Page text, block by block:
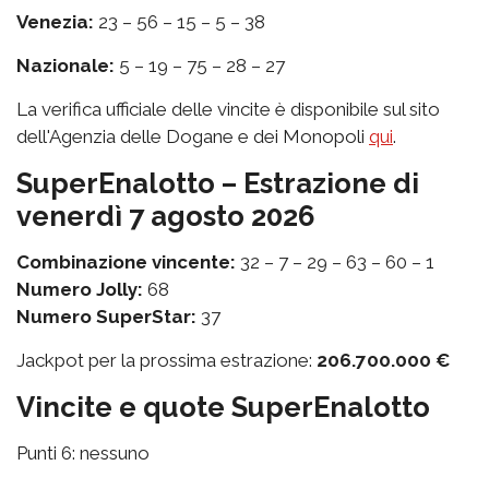
Venezia: 23 – 56 – 15 – 5 – 38
Nazionale: 5 – 19 – 75 – 28 – 27
La verifica ufficiale delle vincite è disponibile sul sito
dell'Agenzia delle Dogane e dei Monopoli qui.
SuperEnalotto – Estrazione di
venerdì 7 agosto 2026
Combinazione vincente: 32 – 7 – 29 – 63 – 60 – 1
Numero Jolly: 68
Numero SuperStar: 37
Jackpot per la prossima estrazione: 206.700.000 €
Vincite e quote SuperEnalotto
Punti 6: nessuno